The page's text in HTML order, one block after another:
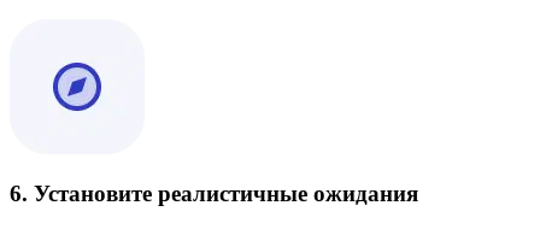
6. Установите реалистичные ожидания